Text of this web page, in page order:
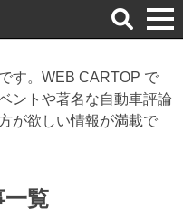
検
索
す。WEB CARTOP で
ントや著名な自動車評論
が欲しい情報が満載で
一覧